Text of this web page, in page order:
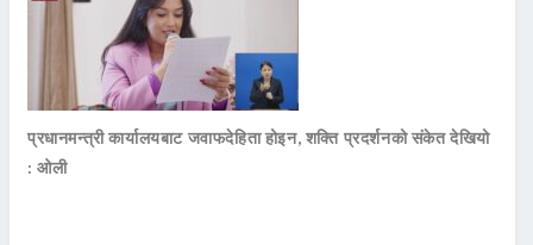
प्रधानमन्त्री कार्यालयबाट जवाफदेहिता होइन, शक्ति प्रदर्शनको संकेत देखियो
: ओली